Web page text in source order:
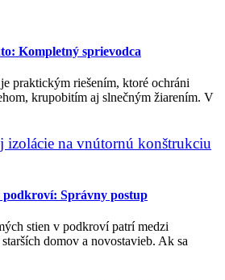
Kompletný sprievodca
praktickým riešením, ktoré ochráni
krupobitím aj slnečným žiarením. V
Správny postup
stien v podkroví patrí medzi
domov a novostavieb. Ak sa